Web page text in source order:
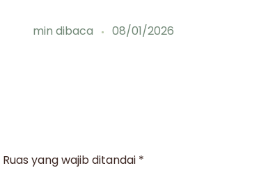
min dibaca 08/01/2026
Ruas yang wajib ditandai *